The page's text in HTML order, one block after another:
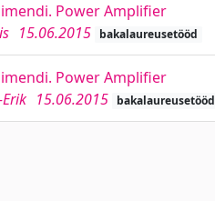
Power Amplifier
15.06.2015 bakalaureusetööd
Power Amplifier
15.06.2015 bakalaureusetööd